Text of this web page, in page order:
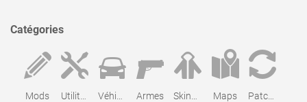
Catégories
Mods Armes Maps